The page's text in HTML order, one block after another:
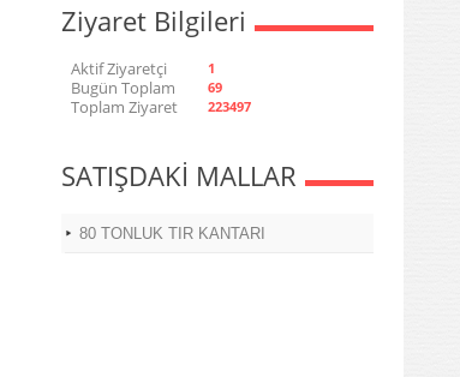
Ziyaret Bilgileri
Aktif Ziyaretçi 1
Bugün Toplam 69
Toplam Ziyaret 223497
SATIŞDAKİ MALLAR
80 TONLUK TIR KANTARI